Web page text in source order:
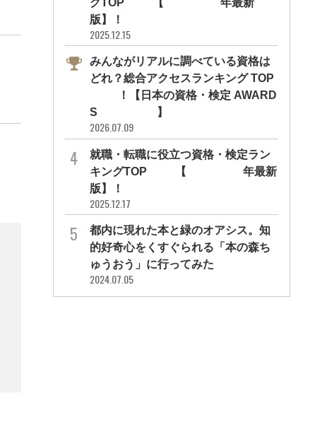
版】！
2025.12.15
みんながリアルに調べている資格は
どれ？総合アクセスランキング TOP
10！【日本の資格・検定 AWARD
S 2026】
2026.07.09
就職・転職に役立つ資格・検定ラン
キングTOP30【2026年最新
版】！
2025.12.17
都内に現れた本と緑のオアシス。知
的好奇心をくすぐられる「本の森ち
ゅうおう」に行ってみた
2024.07.05